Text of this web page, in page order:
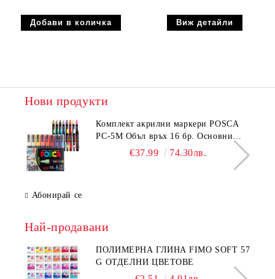
Виж детайли
Нови продукти
Комплeкт акрилни маркери POSCA
PC-5M Объл връх 16 бр. Основни
€37.99 74.30лв.
Абонирай се
Най-продавани
ПОЛИМЕРНА ГЛИНА FIMO SOFT 57
G ОТДЕЛНИ ЦВЕТОВЕ